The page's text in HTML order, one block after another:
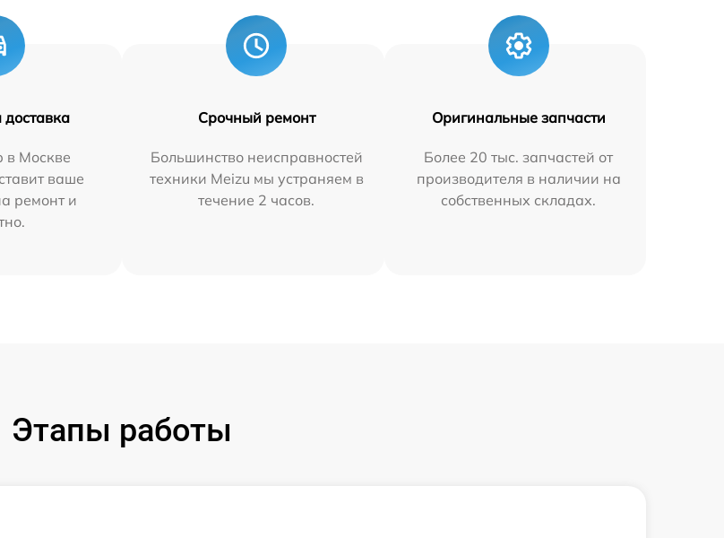
доставка
в Москве
ваше
ремонт и
Срочный ремонт
Большинство неисправностей
техники Meizu мы устраняем в
течение 2 часов.
Оригинальные запчасти
Более 20 тыс. запчастей от
производителя в наличии на
собственных складах.
Этапы работы